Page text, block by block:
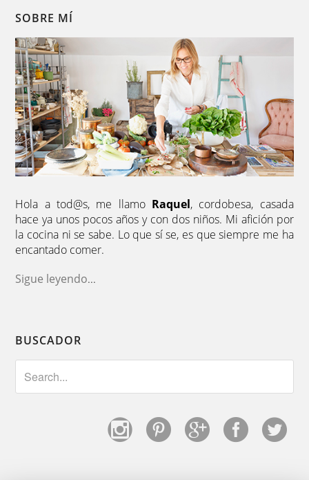
SOBRE MÍ
Hola a tod@s, me llamo Raquel, cordobesa, casada
hace ya unos pocos años y con dos niños. Mi afición por
la cocina ni se sabe. Lo que sí se, es que siempre me ha
encantado comer.
Sigue leyendo...
BUSCADOR